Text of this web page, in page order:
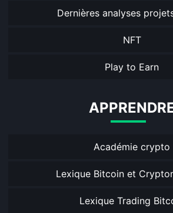
Dernières analyses
NFT
Play to Earn
Académie crypto
Lexique Bitcoin et
Lexique Trading